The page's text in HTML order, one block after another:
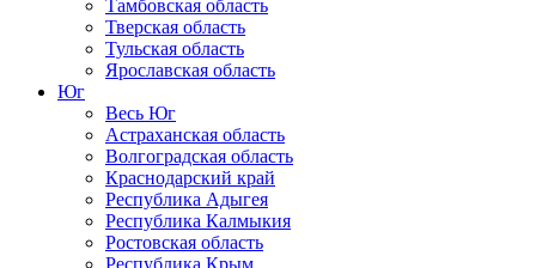
Тамбовская область
Тверская область
Тульская область
Ярославская область
Юг
Весь Юг
Астраханская область
Волгоградская область
Краснодарский край
Республика Адыгея
Республика Калмыкия
Ростовская область
Республика Крым